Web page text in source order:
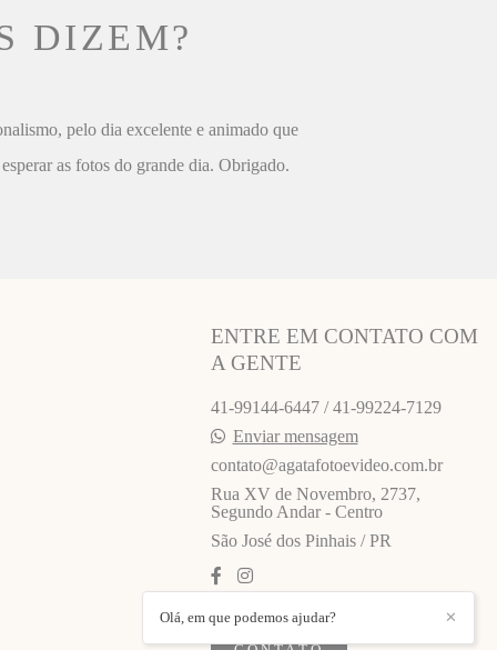
DIZEM?
pelo dia excelente e animado que
as fotos do grande dia. Obrigado.
ENTRE EM CONTATO COM
A GENTE
41-99144-6447 / 41-99224-7129
Enviar mensagem
contato@agatafotoevideo.com.br
Rua XV de Novembro, 2737,
Segundo Andar - Centro
São José dos Pinhais / PR
✕
Olá, em que podemos ajudar?